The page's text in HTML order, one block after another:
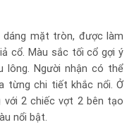
mặt tròn, được làm
cổ. Màu sắc tối cổ gợi ý
lông. Người nhận có thể
từng chi tiết khắc nổi. Ở
với 2 chiếc vợt 2 bên tạo
nổi bật.